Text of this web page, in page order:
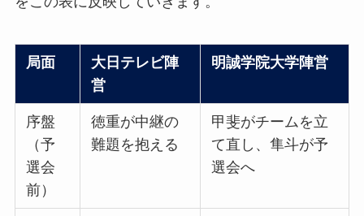
局面
大日テレビ陣
営
明誠学院大学陣営
序盤
（予
選会
前）
徳重が中継の
難題を抱える
甲斐がチームを立
て直し、隼斗が予
選会へ